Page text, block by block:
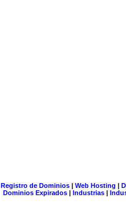
Registro de Dominios| Web Hosting |
Dominios Expirados | Industrias |